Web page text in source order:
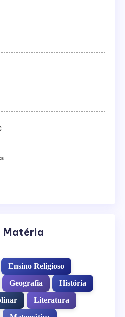
Matéria
Ensino Religioso
Geografia
História
Literatura